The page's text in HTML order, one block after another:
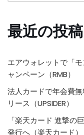
最近の投稿
エアウォレットで「
ャンペーン（RMB）
法人カードで年会費
リース（UPSIDER）
「楽天カード 進撃の
発行へ（楽天カード）